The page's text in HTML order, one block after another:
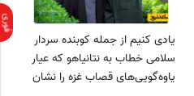
یادی کنیم از جمله کوبنده سردار
سلامی خطاب به نتانیاهو که عیار
یاوه‌گویی‌های قصاب غزه را نشان